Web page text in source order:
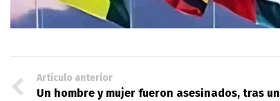
Artículo anterior
Un hombre y mujer fueron asesinados, tras un